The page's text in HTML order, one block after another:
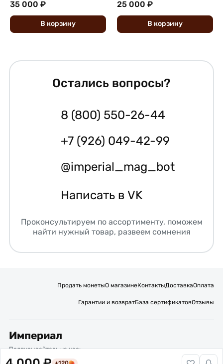
35 000 ₽
В корзину
25 000 ₽
В корзину
Остались вопросы?
8 (800) 550-26-44
+7 (926) 049-42-99
@imperial_mag_bot
Написать в VK
Проконсультируем по ассортименту, поможем
найти нужный товар, развеем сомнения
Продать монетыО магазинеКонтактыДоставкаОплата
Гарантии и возвратБаза сертификатовОтзывы
Империал
Подписывайтесь на нас: